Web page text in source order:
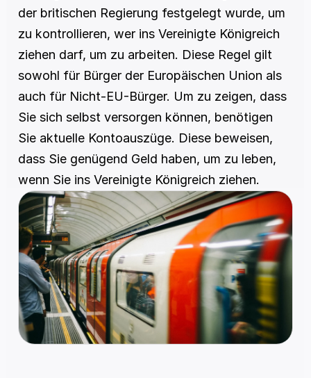
der britischen Regierung festgelegt wurde, um
zu kontrollieren, wer ins Vereinigte Königreich
ziehen darf, um zu arbeiten. Diese Regel gilt
sowohl für Bürger der Europäischen Union als
auch für Nicht-EU-Bürger. Um zu zeigen, dass
Sie sich selbst versorgen können, benötigen
Sie aktuelle Kontoauszüge. Diese beweisen,
dass Sie genügend Geld haben, um zu leben,
wenn Sie ins Vereinigte Königreich ziehen.